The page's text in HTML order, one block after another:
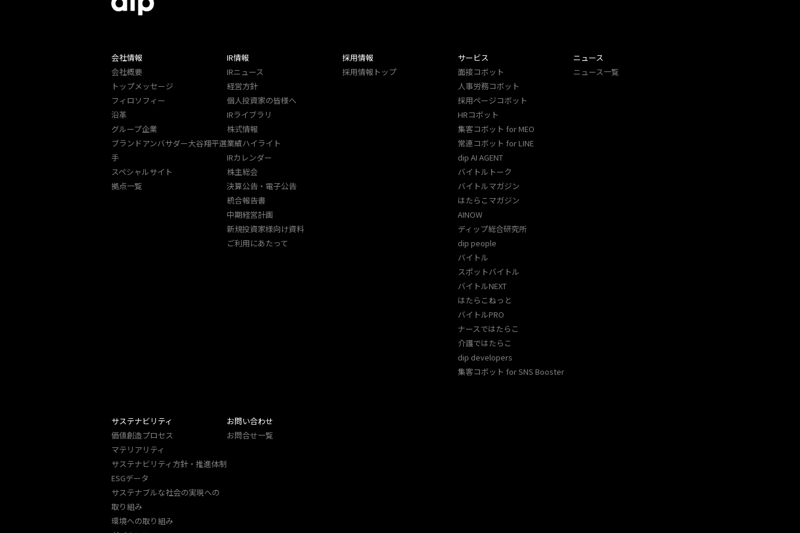
会社情報
会社概要
トップメッセージ
フィロソフィー
沿革
グループ企業
ブランドアンバサダー大谷翔平選
手
スペシャルサイト
拠点一覧
IR情報
IRニュース
経営方針
個人投資家の皆様へ
IRライブラリ
株式情報
業績ハイライト
IRカレンダー
株主総会
決算公告・電子公告
統合報告書
中期経営計画
新規投資家様向け資料
ご利用にあたって
採用情報
採用情報トップ
サービス
面接コボット
人事労務コボット​
採用ページコボット​
HRコボット
集客コボット for MEO
常連コボット for LINE​
dip AI AGENT
バイトルトーク
バイトルマガジン
はたらこマガジン
AINOW
ディップ総合研究所
dip people
バイトル
スポットバイトル
バイトルNEXT
はたらこねっと
バイトルPRO
ナースではたらこ
介護ではたらこ
dip developers
集客コボット for SNS Booster
ニュース
ニュース一覧
サステナビリティ
価値創造プロセス
マテリアリティ
サステナビリティ方針・推進体制
ESGデータ
サステナブルな社会の実現への
取り組み
環境への取り組み
お問い合わせ
お問合せ一覧